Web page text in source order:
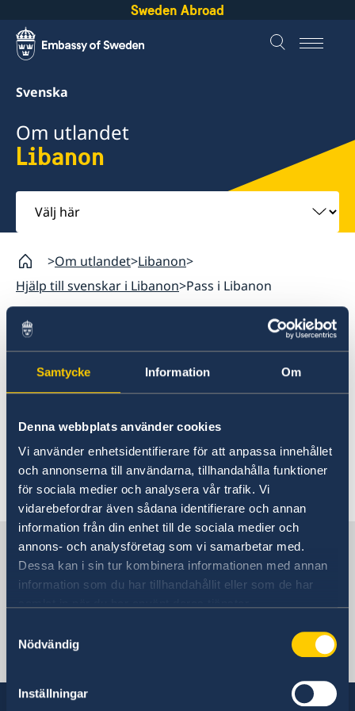
Samtycke Information Om
Denna webbplats använder cookies
Vi använder enhetsidentifierare för att anpassa innehållet
och annonserna till användarna, tillhandahålla funktioner
för sociala medier och analysera vår trafik. Vi
vidarebefordrar även sådana identifierare och annan
information från din enhet till de sociala medier och
annons- och analysföretag som vi samarbetar med.
Dessa kan i sin tur kombinera informationen med annan
information som du har tillhandahållit eller som de har
Nödvändig
Inställningar
Sweden Abroad
Svenska
Om utlandet
Libanon
Välj
här
Om utlandet Libanon
Hjälp till svenskar i Libanon Pass i Libanon
Libanon
Hjälp till svenskar i Libanon
Hjälp kring medborgarskap
Förnyelse av körkort
Konsulär service till svenskar i Libanon
Akut hjälp
Familjerelaterat tvång
Frihetsberövad
Nödställd
Om du blir sjuk eller råkar ut för en olycka
Juridisk hjälp i utlandet
Pass i Libanon
Förlust av pass
Förnyelse av pass i Libanon
Provisoriskt pass i Libanon
Samordningsnummer i Libanon
Gifta sig i Libanon
Legaliseringar
Reseinformation
Ambassadens reseinformation
Allmänna säkerhetsläget
In- och utresebestämmelser
Pass i Libanon
I menyn hittar du svar på frågor gällande pass
och provisoriskt pass i Libanon. För
information, klicka på kategori för den fråga du
är intresserad av.
Sverige i Libanon
SVERIGES AMBASSAD
Libanon, Beirut